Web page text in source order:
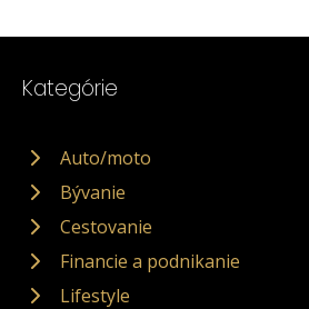
Kategórie
Auto/moto
Bývanie
Cestovanie
Financie a podnikanie
Lifestyle